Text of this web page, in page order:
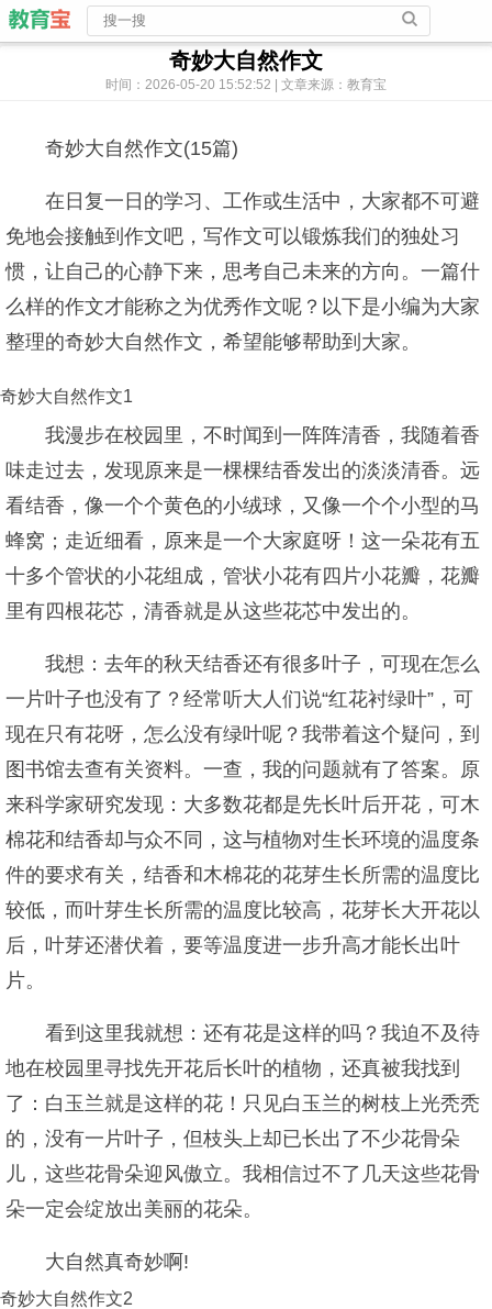
奇妙大自然作文
时间：2026-05-20 15:52:52 | 文章来源：教育宝
奇妙大自然作文(15篇)
在日复一日的学习、工作或生活中，大家都不可避
免地会接触到作文吧，写作文可以锻炼我们的独处习
惯，让自己的心静下来，思考自己未来的方向。一篇什
么样的作文才能称之为优秀作文呢？以下是小编为大家
整理的奇妙大自然作文，希望能够帮助到大家。
奇妙大自然作文1
我漫步在校园里，不时闻到一阵阵清香，我随着香
味走过去，发现原来是一棵棵结香发出的淡淡清香。远
看结香，像一个个黄色的小绒球，又像一个个小型的马
蜂窝；走近细看，原来是一个大家庭呀！这一朵花有五
十多个管状的小花组成，管状小花有四片小花瓣，花瓣
里有四根花芯，清香就是从这些花芯中发出的。
我想：去年的秋天结香还有很多叶子，可现在怎么
一片叶子也没有了？经常听大人们说“红花衬绿叶”，可
现在只有花呀，怎么没有绿叶呢？我带着这个疑问，到
图书馆去查有关资料。一查，我的问题就有了答案。原
来科学家研究发现：大多数花都是先长叶后开花，可木
棉花和结香却与众不同，这与植物对生长环境的温度条
件的要求有关，结香和木棉花的花芽生长所需的温度比
较低，而叶芽生长所需的温度比较高，花芽长大开花以
后，叶芽还潜伏着，要等温度进一步升高才能长出叶
片。
看到这里我就想：还有花是这样的吗？我迫不及待
地在校园里寻找先开花后长叶的植物，还真被我找到
了：白玉兰就是这样的花！只见白玉兰的树枝上光秃秃
的，没有一片叶子，但枝头上却已长出了不少花骨朵
儿，这些花骨朵迎风傲立。我相信过不了几天这些花骨
朵一定会绽放出美丽的花朵。
大自然真奇妙啊!
奇妙大自然作文2